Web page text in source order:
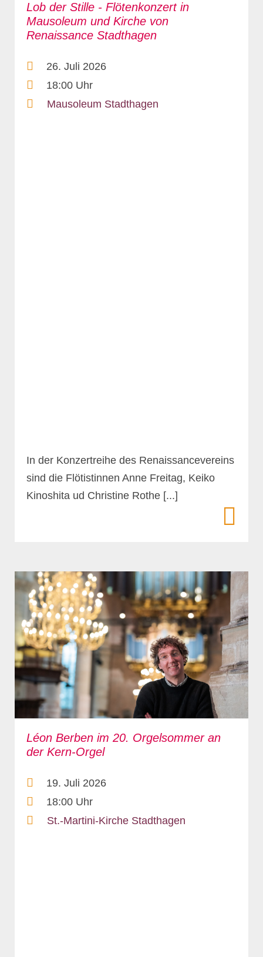
Lob der Stille - Flötenkonzert in
Mausoleum und Kirche von
Renaissance Stadthagen
26. Juli 2026
18:00 Uhr
Mausoleum Stadthagen
In der Konzertreihe des Renaissancevereins
sind die Flötistinnen Anne Freitag, Keiko
Kinoshita ud Christine Rothe [...]
Léon Berben im 20. Orgelsommer an
der Kern-Orgel
19. Juli 2026
18:00 Uhr
St.-Martini-Kirche Stadthagen